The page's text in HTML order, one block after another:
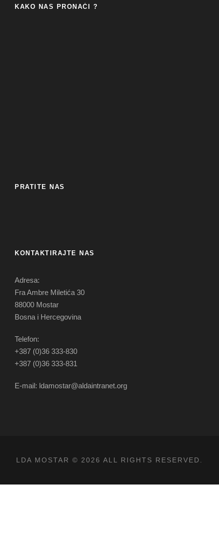
KAKO NAS PRONAĆI ?
PRATITE NAS
KONTAKTIRAJTE NAS
Adresa:
Fra Ambre Miletića 30
88000 Mostar
Bosna i Hercegovina
Telefon:
+387 (0)36 333-830
+387 (0)36 333-831
E-mail: ldamostar@aldaintranet.org
LDA MOSTAR © 2026 ALL RIGHTS RESERVED.